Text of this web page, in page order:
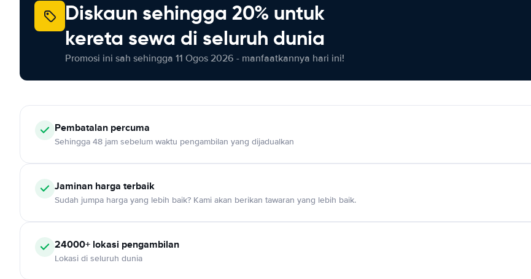
Diskaun sehingga 20% untuk
kereta sewa di seluruh dunia
Promosi ini sah sehingga 11 Ogos 2026 - manfaatkannya hari ini!
Pembatalan percuma
Sehingga 48 jam sebelum waktu pengambilan yang dijadualkan
Jaminan harga terbaik
Sudah jumpa harga yang lebih baik? Kami akan berikan tawaran yang lebih baik.
24000+ lokasi pengambilan
Lokasi di seluruh dunia